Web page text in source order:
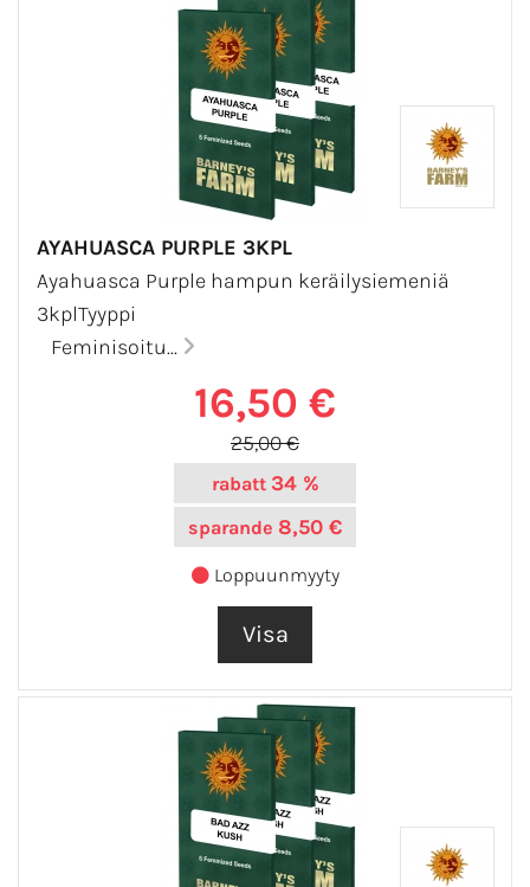
AYAHUASCA PURPLE 3KPL
Ayahuasca Purple hampun keräilysiemeniä
3kplTyyppi
Feminisoitu...
16,50 €
25,00 €
rabatt 34 %
sparande 8,50 €
Loppuunmyyty